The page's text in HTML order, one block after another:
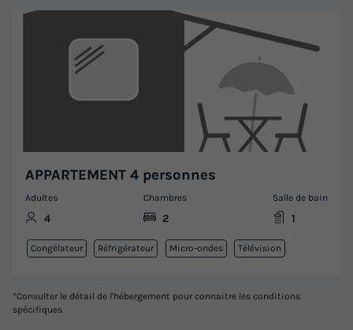
APPARTEMENT 4 personnes
Adultes
4
Chambres
2
Salle de bain
1
Congélateur Réfrigérateur Micro-ondes Télévision
*Consulter le détail de l'hébergement pour connaitre les conditions
spécifiques